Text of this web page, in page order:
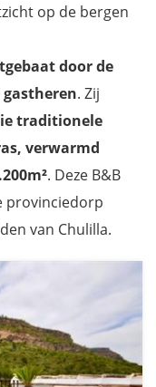
op de bergen
door de
. Zij
traditionele
verwarmd
. Deze B&B
provinciedorp
van Chulilla.